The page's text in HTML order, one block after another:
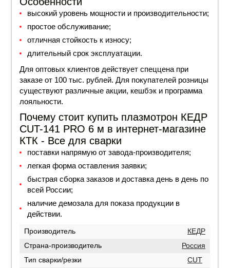
высокий уровень мощности и производительности;
простое обслуживание;
отличная стойкость к износу;
длительный срок эксплуатации.
Для оптовых клиентов действует спеццена при
заказе от 100 тыс. рублей. Для покупателей розницы
существуют различные акции, кешбэк и программа
лояльности.
Почему стоит купить плазмотрон КЕДР
CUT-141 PRO 6 м в интернет-магазине
КТК - Все для сварки
поставки напрямую от завода-производителя;
легкая форма оставления заявки;
быстрая сборка заказов и доставка день в день по
всей России;
наличие демозала для показа продукции в
действии.
Производитель
КЕДР
Страна-производитель
Россия
Тип сварки/резки
CUT